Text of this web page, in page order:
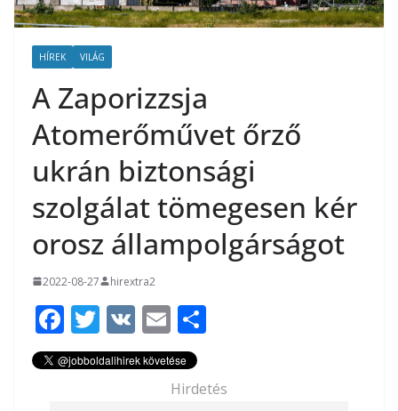
HÍREK VILÁG
A Zaporizzsja
Atomerőművet őrző
ukrán biztonsági
szolgálat tömegesen kér
orosz állampolgárságot
2022-08-27 hirextra2
F
ac
e
T
w
itt
V
K
E
m
ai za
Hirdetés